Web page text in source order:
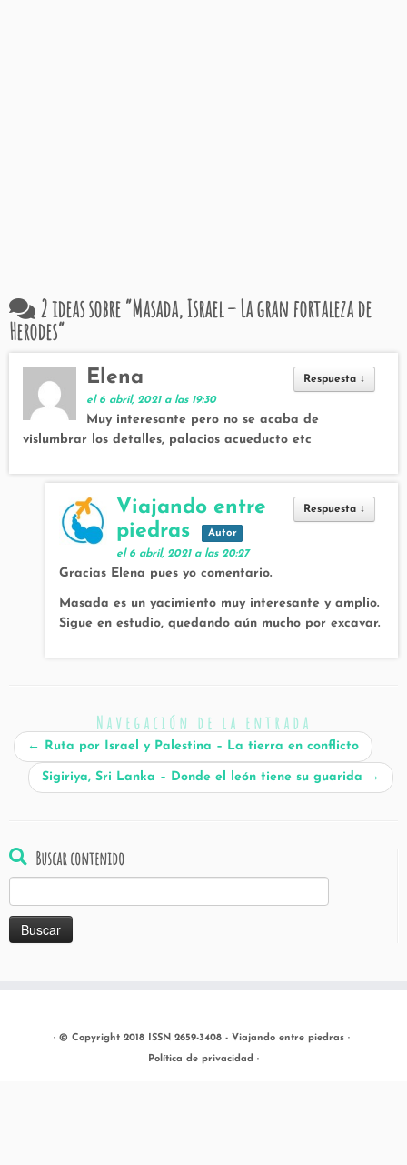
2 ideas sobre “Masada, Israel – La gran fortaleza de
Herodes”
Respuesta ↓
Elena
el 6 abril, 2021 a las 19:30
Muy interesante pero no se acaba de
vislumbrar los detalles, palacios acueducto etc
Respuesta ↓
Viajando entre
piedras
Autor
el 6 abril, 2021 a las 20:27
Gracias Elena pues yo comentario.
Masada es un yacimiento muy interesante y amplio.
Sigue en estudio, quedando aún mucho por excavar.
Navegación de la entrada
← Ruta por Israel y Palestina – La tierra en conflicto
Sigiriya, Sri Lanka – Donde el león tiene su guarida →
Buscar contenido
· © Copyright 2018 ISSN 2659-3408 - Viajando entre piedras ·
Política de privacidad ·